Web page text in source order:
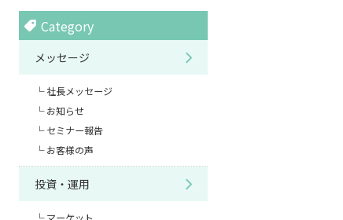
Category
メッセージ
社長メッセージ
お知らせ
セミナー報告
お客様の声
投資・運用
マーケット